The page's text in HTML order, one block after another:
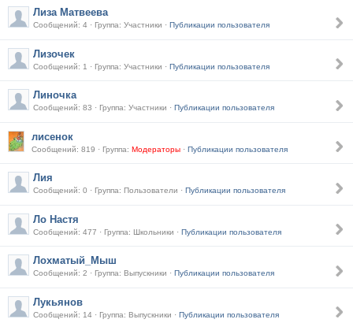
Лиза Матвеева
Сообщений: 4 · Группа: Участники · Публикации пользователя
Лизочек
Сообщений: 1 · Группа: Участники · Публикации пользователя
Линочка
Сообщений: 83 · Группа: Участники · Публикации пользователя
лисенок
Сообщений: 819 · Группа: Модераторы · Публикации пользователя
Лия
Сообщений: 0 · Группа: Пользователи · Публикации пользователя
Ло Настя
Сообщений: 477 · Группа: Школьники · Публикации пользователя
Лохматый_Мыш
Сообщений: 2 · Группа: Выпускники · Публикации пользователя
Лукьянов
Сообщений: 14 · Группа: Выпускники · Публикации пользователя